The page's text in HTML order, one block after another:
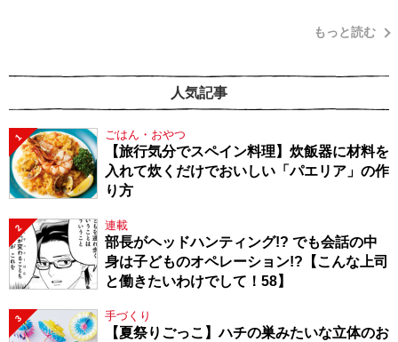
もっと読む
人気記事
1 ごはん・おやつ
【旅行気分でスペイン料理】炊飯器に材料を
入れて炊くだけでおいしい「パエリア」の作
り方
2 連載
部長がヘッドハンティング!? でも会話の中
身は子どものオペレーション!?【こんな上司
と働きたいわけでして！58】
3 手づくり
【夏祭りごっこ】ハチの巣みたいな立体のお